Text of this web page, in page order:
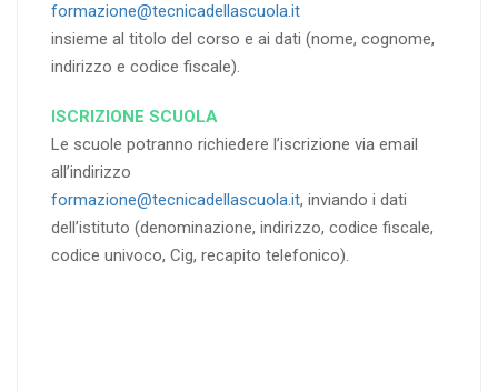
formazione@tecnicadellascuola.it
insieme al titolo del corso e ai dati (nome, cognome,
indirizzo e codice fiscale).
ISCRIZIONE SCUOLA
Le scuole potranno richiedere l’iscrizione via email
all’indirizzo
formazione@tecnicadellascuola.it, inviando i dati
dell’istituto (denominazione, indirizzo, codice fiscale,
codice univoco, Cig, recapito telefonico).